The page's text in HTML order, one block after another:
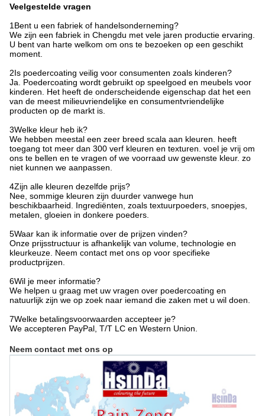
Veelgestelde vragen
1Bent u een fabriek of handelsonderneming?
We zijn een fabriek in Chengdu met vele jaren productie ervaring.
U bent van harte welkom om ons te bezoeken op een geschikt
moment.
2Is poedercoating veilig voor consumenten zoals kinderen?
Ja. Poedercoating wordt gebruikt op speelgoed en meubels voor
kinderen. Het heeft de onderscheidende eigenschap dat het een
van de meest milieuvriendelijke en consumentvriendelijke
producten op de markt is.
3Welke kleur heb ik?
We hebben meestal een zeer breed scala aan kleuren. heeft
toegang tot meer dan 300 verf kleuren en texturen. voel je vrij om
ons te bellen en te vragen of we voorraad uw gewenste kleur. zo
niet kunnen we aanpassen.
4Zijn alle kleuren dezelfde prijs?
Nee, sommige kleuren zijn duurder vanwege hun
beschikbaarheid. Ingrediënten, zoals textuurpoeders, snoepjes,
metalen, gloeien in donkere poeders.
5Waar kan ik informatie over de prijzen vinden?
Onze prijsstructuur is afhankelijk van volume, technologie en
kleurkeuze. Neem contact met ons op voor specifieke
productprijzen.
6Wil je meer informatie?
We helpen u graag met uw vragen over poedercoating en
natuurlijk zijn we op zoek naar iemand die zaken met u wil doen.
7Welke betalingsvoorwaarden accepteer je?
We accepteren PayPal, T/T LC en Western Union.
Neem contact met ons op